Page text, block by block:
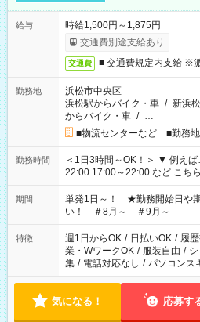
給与
時給1,500円～1,875円
交通費別途支給あり
交通費 ■ 交通費規定内支給 ※
勤務地
浜松市中央区
浜松駅からバイク・車 / 新浜
からバイク・車 / …
■物流センターなど ■勤務
勤務時間
＜1日3時間～OK！＞ ▼ 例えば… ▼ 15:00～18:00 15:00～
22:00 17:00～22:00 など こちら以外の時間もお気軽にご相談く
ださい！
期間
単発1日～！ ★勤務開始日や
い！ ＃8月～ ＃9月～
特徴 週1日からOK / 日払いOK / 履
業・WワークOK / 服装自由 /
集 / 電話対応なし / パソコンス
気になる！ 応募す